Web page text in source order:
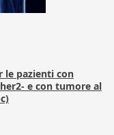
le pazienti con
e con tumore al